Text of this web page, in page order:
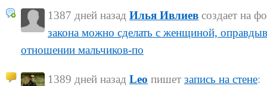
1387 дней назад Илья Ивлиев создает на
закона можно сделать с женщиной,
отношении мальчиков-по
1389 дней назад Leo пишет запись на стене: